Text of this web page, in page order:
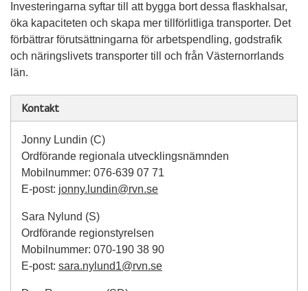
Investeringarna syftar till att bygga bort dessa flaskhalsar,
öka kapaciteten och skapa mer tillförlitliga transporter. Det
förbättrar förutsättningarna för arbetspendling, godstrafik
och näringslivets transporter till och från Västernorrlands
län.
Kontakt
Jonny Lundin (C)
Ordförande regionala utvecklingsnämnden
Mobilnummer: 076-639 07 71
E-post: jonny.lundin@rvn.se
Sara Nylund (S)
Ordförande regionstyrelsen
Mobilnummer: 070-190 38 90
E-post: sara.nylund1@rvn.se